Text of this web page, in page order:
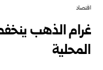
اقتصاد
المحلية